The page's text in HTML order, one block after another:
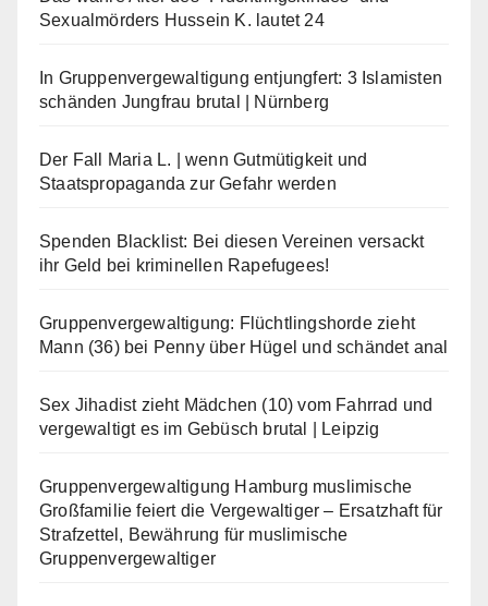
Sexualmörders Hussein K. lautet 24
In Gruppenvergewaltigung entjungfert: 3 Islamisten
schänden Jungfrau brutal | Nürnberg
Der Fall Maria L. | wenn Gutmütigkeit und
Staatspropaganda zur Gefahr werden
Spenden Blacklist: Bei diesen Vereinen versackt
ihr Geld bei kriminellen Rapefugees!
Gruppenvergewaltigung: Flüchtlingshorde zieht
Mann (36) bei Penny über Hügel und schändet anal
Sex Jihadist zieht Mädchen (10) vom Fahrrad und
vergewaltigt es im Gebüsch brutal | Leipzig
Gruppenvergewaltigung Hamburg muslimische
Großfamilie feiert die Vergewaltiger – Ersatzhaft für
Strafzettel, Bewährung für muslimische
Gruppenvergewaltiger